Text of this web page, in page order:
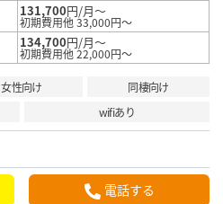
131,700円/月～
初期費用他 33,000円～
134,700円/月～
初期費用他 22,000円～
女性向け
同棲向け
wifiあり
電話する